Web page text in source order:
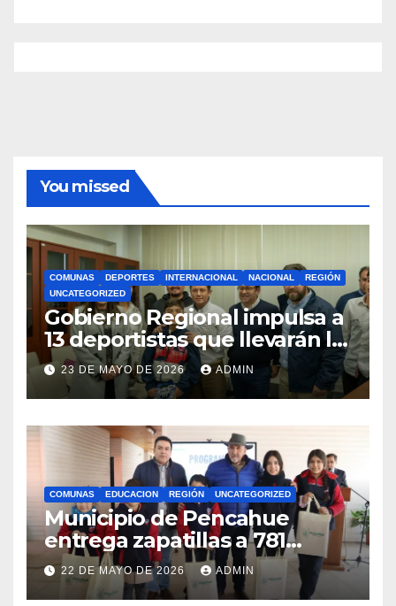
You missed
COMUNAS DEPORTES INTERNACIONAL NACIONAL
REGIÓN
UNCATEGORIZED
Gobierno Regional impulsa a
13 deportistas que llevarán la
bandera maulina a
competencias
internacionales
23 DE MAYO DE 2026 ADMIN
COMUNAS EDUCACION REGIÓN UNCATEGORIZED
Municipio de Pencahue
entrega zapatillas a 781
estudiantes con recursos del
Royalty Minero
22 DE MAYO DE 2026 ADMIN